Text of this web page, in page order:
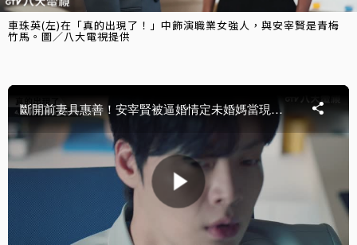
車珠英(左)在「真的出現了！」中飾演職業女強人，與安宰賢是青梅
竹馬。圖／八大電視提供